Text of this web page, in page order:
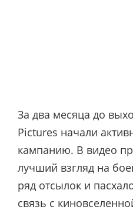
За два месяца до
Pictures начали
кампанию. В видео
лучший взгляд на
ряд отсылок и
связь с